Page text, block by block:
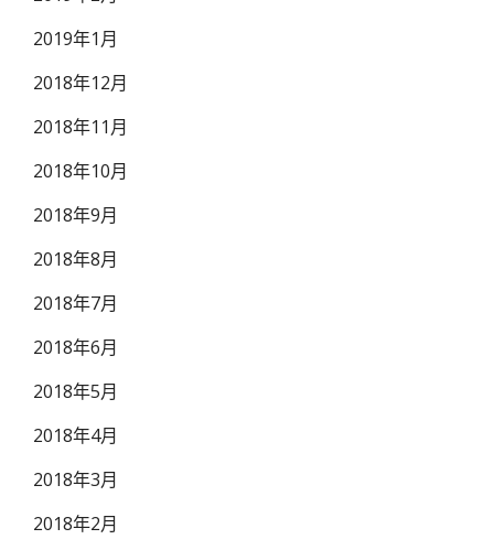
2019年1月
2018年12月
2018年11月
2018年10月
2018年9月
2018年8月
2018年7月
2018年6月
2018年5月
2018年4月
2018年3月
2018年2月